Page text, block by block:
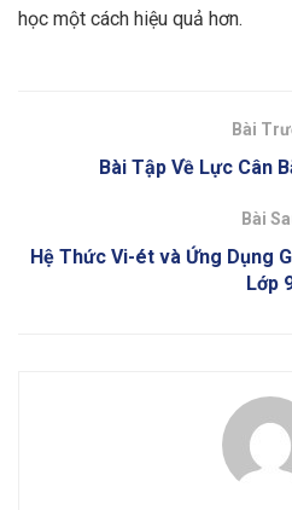
học một cách hiệu quả hơn.
Bài
Bài Tập Về Lực Cân
Bài
Hệ Thức Vi-ét và Ứng Dụng
Lớp